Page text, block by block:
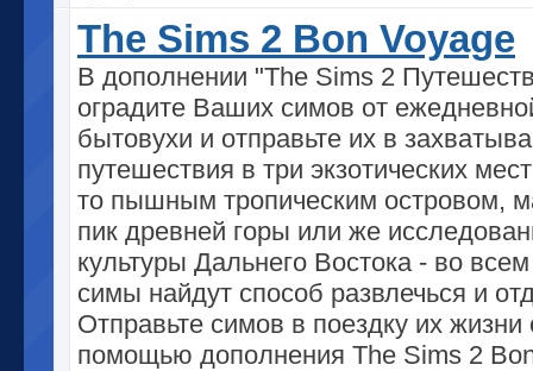
The Sims 2 Bon Voyage
В дополнении "The Sims 2
оградите Ваших симов от
бытовухи и отправьте их в
путешествия в три экзотических
то пышным тропическим островом,
пик древней горы или же
культуры Дальнего Востока - во
симы найдут способ развлечься и
Отправьте симов в поездку их жизни
помощью дополнения The Sims 2